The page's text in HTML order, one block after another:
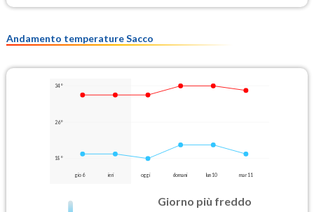
Andamento temperature Sacco
34°
26°
18°
gio 6 ieri oggi domani lun 10 mar 11
Giorno più freddo